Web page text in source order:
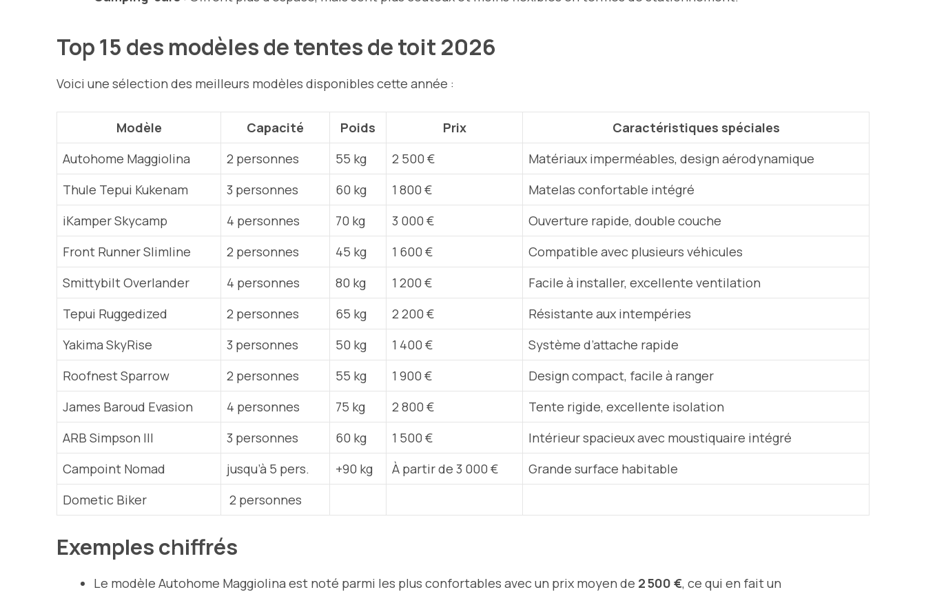
Top 15 des modèles de tentes de toit 2026
Voici une sélection des meilleurs modèles disponibles cette année :
Modèle Capacité Poids Prix
Caractéristiques spéciales
Autohome Maggiolina
2 personnes 55 kg 2 500 €
Matériaux imperméables, design aérodynamique
Thule Tepui Kukenam
3 personnes 60 kg 1 800 €
Matelas confortable intégré
iKamper Skycamp
4 personnes 70 kg 3 000 €
Ouverture rapide, double couche
Front Runner Slimline
2 personnes 45 kg 1 600 €
Compatible avec plusieurs véhicules
Smittybilt Overlander
4 personnes 80 kg 1 200 €
Facile à installer, excellente ventilation
Tepui Ruggedized
2 personnes 65 kg 2 200 €
Résistante aux intempéries
Yakima SkyRise
3 personnes 50 kg 1 400 €
Système d’attache rapide
Roofnest Sparrow
2 personnes 55 kg 1 900 €
Design compact, facile à ranger
James Baroud Evasion
4 personnes 75 kg 2 800 € Tente rigide, excellente isolation
ARB Simpson III
3 personnes 60 kg 1 500 €
Intérieur spacieux avec moustiquaire intégré
Campoint Nomad
jusqu’à 5 pers. +90 kg À partir de 3 000 €
Grande surface habitable
Dometic Biker
2 personnes
Exemples chiffrés
Le modèle Autohome Maggiolina est noté parmi les plus confortables avec un prix moyen de 2 500 €, ce qui en fait un